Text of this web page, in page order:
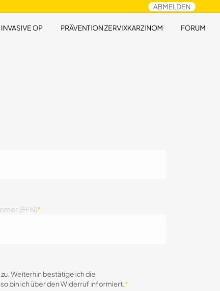
ABMELDEN
OP PRÄVENTION ZERVIXKARZINOM FORUM
(EFN)*
Weiterhin bestätige ich die
bin ich über den Widerruf informiert.*